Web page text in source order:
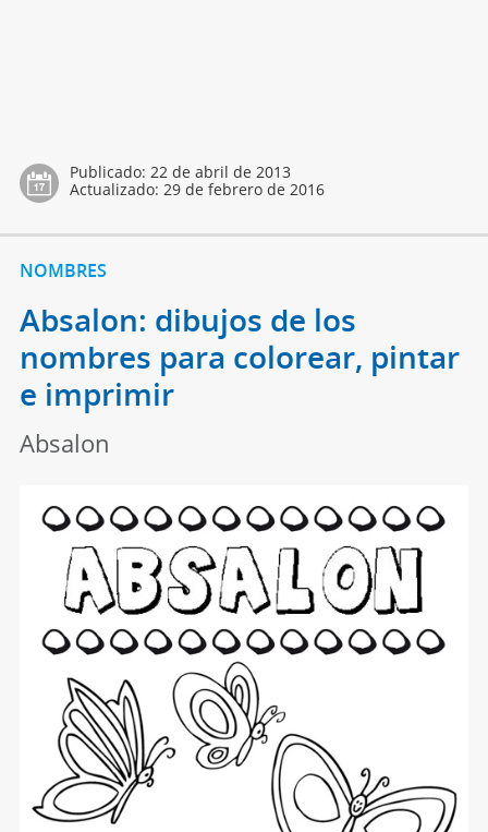
Publicado: 22 de abril de 2013
Actualizado: 29 de febrero de 2016
NOMBRES
Absalon: dibujos de los
nombres para colorear, pintar
e imprimir
Absalon